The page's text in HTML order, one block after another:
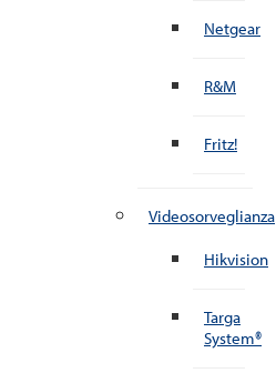
Netgear
R&M
Fritz!
Videosorveglianza
Hikvision
Targa
System®